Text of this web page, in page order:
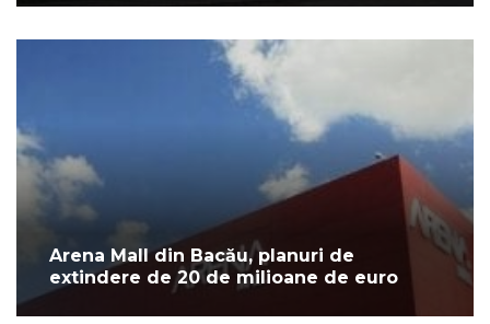
Arena Mall din Bacău, planuri de
extindere de 20 de milioane de euro